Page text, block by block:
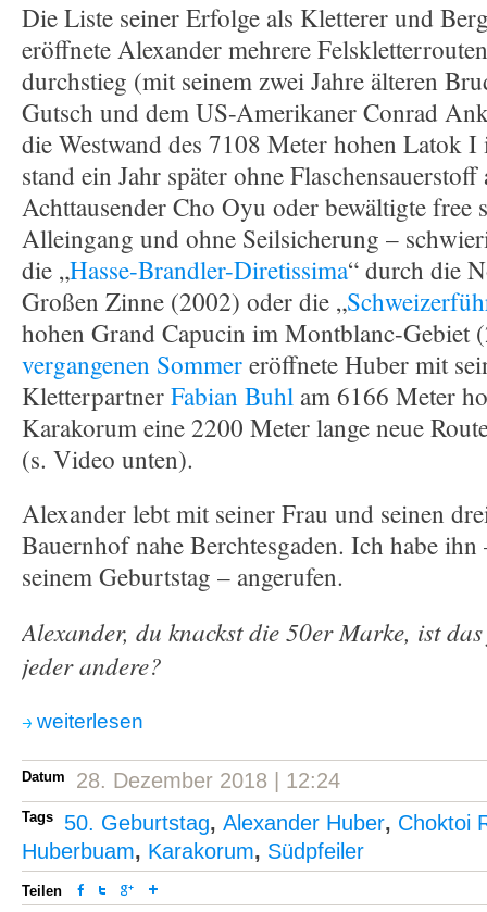
Die Liste seiner Erfolge als Kletterer und
eröffnete Alexander mehrere
durchstieg (mit seinem zwei Jahre älteren
Gutsch und dem US-Amerikaner Conrad
die Westwand des 7108 Meter hohen Latok
stand ein Jahr später ohne
Achttausender Cho Oyu oder bewältigte free
Alleingang und ohne Seilsicherung –
die „Hasse-Brandler-Diretissima“ durch die
Großen Zinne (2002) oder die „
hohen Grand Capucin im Montblanc-Gebiet
vergangenen Sommereröffnete Huber mit
KletterpartnerFabian Buhl am 6166 Meter
Karakorum eine 2200 Meter lange neue
(s. Video unten).
Alexander lebt mit seiner Frau und seinen
Bauernhof nahe Berchtesgaden. Ich habe ihn
seinem Geburtstag – angerufen.
Alexander, du knackst die 50er Marke, ist
jeder andere?
weiterlesen
Datum 28. Dezember 2018 | 12:24
Tags 50. Geburtstag, Alexander Huber, Choktoi
Huberbuam, Karakorum, Südpfeiler
Teilen